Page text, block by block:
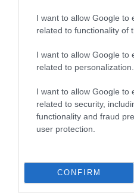
I want to allow Google to
related to functionality of
I want to allow Google to
related to personalization.
I want to allow Google to
related to security,
functionality and fraud
user protection.
CONFIRM